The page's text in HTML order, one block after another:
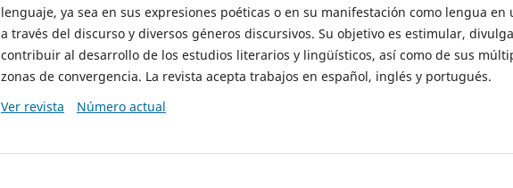
lenguaje, ya sea en sus expresiones poéticas o en su manifestación como lengua en
a través del discurso y diversos géneros discursivos. Su objetivo es estimular,
contribuir al desarrollo de los estudios literarios y lingüísticos, así como de sus
zonas de convergencia. La revista acepta trabajos en español, inglés y portugués.
Ver revista
Número actual